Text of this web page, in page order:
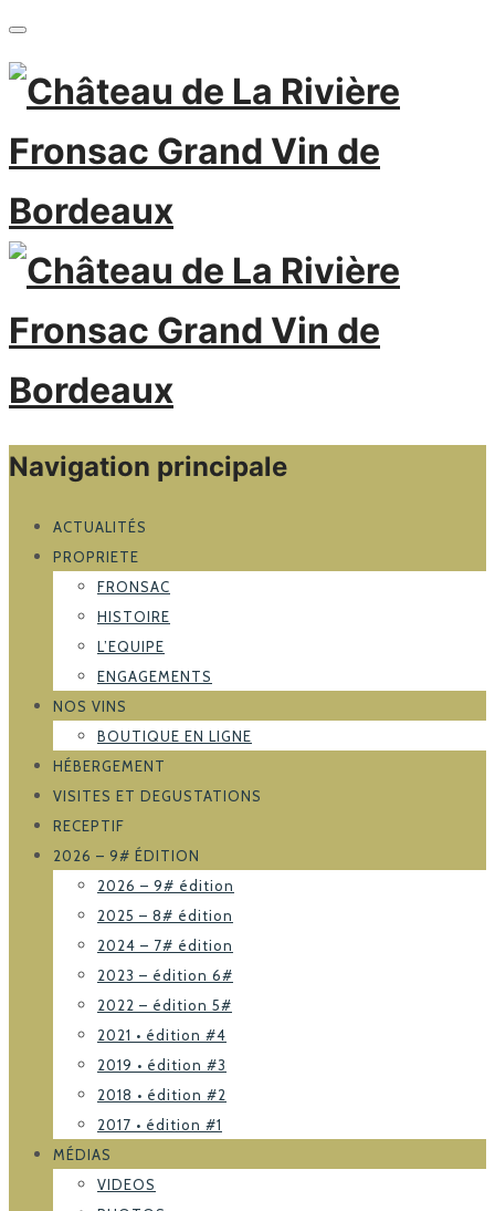
Navigation principale
ACTUALITÉS
PROPRIETE
FRONSAC
HISTOIRE
L’EQUIPE
ENGAGEMENTS
NOS VINS
BOUTIQUE EN LIGNE
HÉBERGEMENT
VISITES ET DEGUSTATIONS
RECEPTIF
2026 – 9# ÉDITION
2026 – 9# édition
2025 – 8# édition
2024 – 7# édition
2023 – édition 6#
2022 – édition 5#
2021 • édition #4
2019 • édition #3
2018 • édition #2
2017 • édition #1
MÉDIAS
VIDEOS